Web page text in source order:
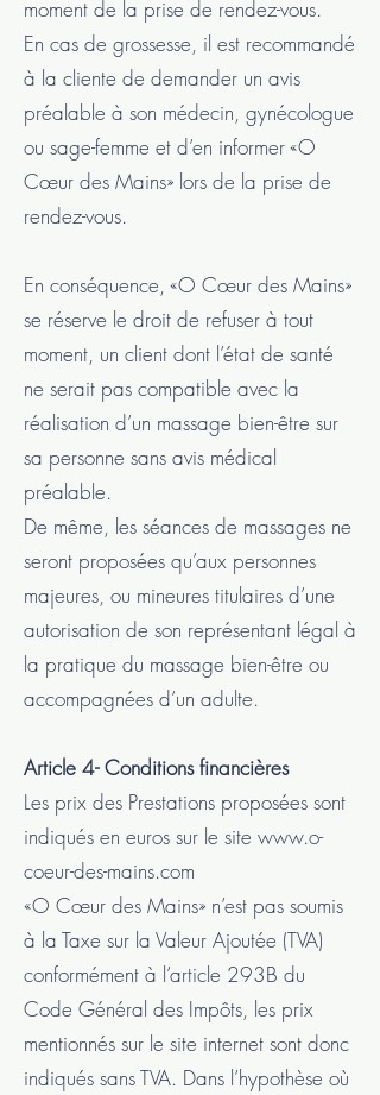
moment de la prise de rendez-vous.
En cas de grossesse, il est recommandé
à la cliente de demander un avis
préalable à son médecin, gynécologue
ou sage-femme et d’en informer «O
Cœur des Mains» lors de la prise de
rendez-vous.
En conséquence, «O Cœur des Mains»
se réserve le droit de refuser à tout
moment, un client dont l’état de santé
ne serait pas compatible avec la
réalisation d’un massage bien-être sur
sa personne sans avis médical
préalable.
De même, les séances de massages ne
seront proposées qu’aux personnes
majeures, ou mineures titulaires d’une
autorisation de son représentant légal à
la pratique du massage bien-être ou
accompagnées d’un adulte.
Article 4- Conditions financières
Les prix des Prestations proposées sont
indiqués en euros sur le site www.o-
coeur-des-mains.com
«O Cœur des Mains» n’est pas soumis
à la Taxe sur la Valeur Ajoutée (TVA)
conformément à l’article 293B du
Code Général des Impôts, les prix
mentionnés sur le site internet sont donc
indiqués sans TVA. Dans l’hypothèse où